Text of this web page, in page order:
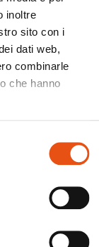
inoltre
sito con i
dati web,
combinarle
che hanno